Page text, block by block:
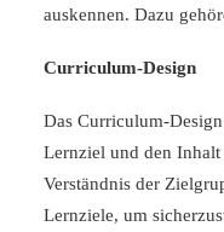
auskennen. Dazu
Curriculum-Design
Das Curriculum-
Lernziel und den Inhalt
Verständnis der
Lernziele, um